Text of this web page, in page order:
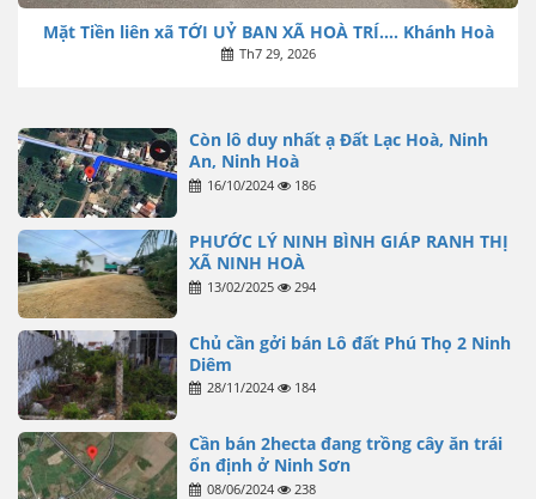
Mặt Tiền liên xã TỚI UỶ BAN XÃ HOÀ TRÍ…. Khánh Hoà
Th7 29, 2026
Còn lô duy nhất ạ Đất Lạc Hoà, Ninh
An, Ninh Hoà
16/10/2024 186
PHƯỚC LÝ NINH BÌNH GIÁP RANH THỊ
XÃ NINH HOÀ
13/02/2025 294
Chủ cần gởi bán Lô đất Phú Thọ 2 Ninh
Diêm
28/11/2024 184
Cần bán 2hecta đang trồng cây ăn trái
ổn định ở Ninh Sơn
08/06/2024 238